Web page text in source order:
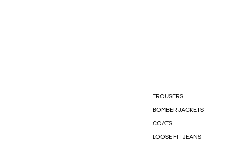
TROUSERS
BOMBER JACKETS
COATS
LOOSE FIT JEANS